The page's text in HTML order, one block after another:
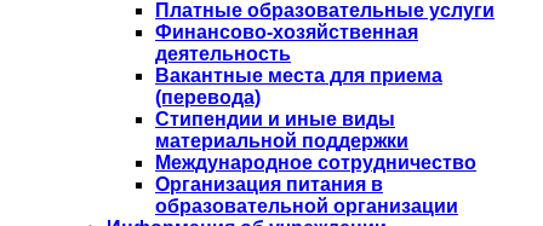
Платные образовательные услуги
Финансово-хозяйственная
деятельность
Вакантные места для приема
(перевода)
Стипендии и иные виды
материальной поддержки
Международное сотрудничество
Организация питания в
образовательной организации